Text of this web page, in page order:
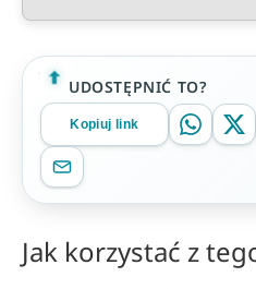
UDOSTĘPNIĆ TO?
Kopiuj link
Jak korzystać z